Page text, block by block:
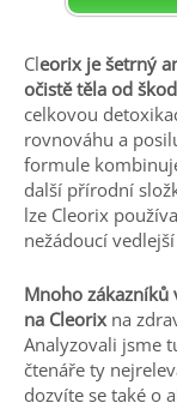
Cleorix je šetrný
očistě těla od
celkovou
rovnováhu a
formule
další přírodní
lze Cleorix
nežádoucí
Mnoho zákazníků
na Cleorixna
Analyzovali jsme
čtenáře ty
dozvíte se také o